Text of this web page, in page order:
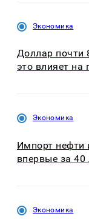
Экономика
Доллар почти
это влияет на
Экономика
Импорт нефти
впервые за 40
Экономика